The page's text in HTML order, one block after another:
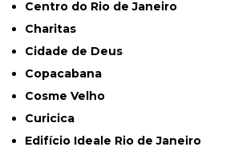
Centro do Rio de Janeiro
Charitas
Cidade de Deus
Copacabana
Cosme Velho
Curicica
Edifício Ideale Rio de Janeiro